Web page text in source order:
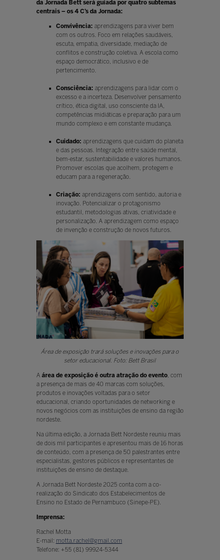
da Jornada Bett será guiada por quatro subtemas
centrais – os 4 C’s da Jornada:
Convivência: aprendizagens para viver bem
com os outros. Foco em relações saudáveis,
escuta, empatia, diversidade, mediação de
conflitos e construção coletiva. A escola como
espaço democrático, inclusivo e de
pertencimento.
Consciência: aprendizagens para lidar com o
excesso e a incerteza. Desenvolver pensamento
crítico, ética digital, uso consciente da IA,
competências midiáticas e preparação para um
mundo complexo e em constante mudança.
Cuidado: aprendizagens que cuidam do planeta
e das pessoas. Integração entre saúde mental,
bem-estar, sustentabilidade e valores humanos.
Promover escolas que acolhem, protegem e
educam para a regeneração.
Criação: aprendizagens com sentido, autoria e
inovação. Potencializar o protagonismo
estudantil, metodologias ativas, criatividade e
personalização. A aprendizagem como espaço
de invenção e construção de novos futuros.
Área de exposição trará soluções e inovações para o
setor educacional. Foto: Bett Brasil
A área de exposição é outra atração do evento, com
a presença de mais de 40 marcas com soluções,
produtos e inovações voltadas para o setor
educacional, criando oportunidades de networking e
novos negócios com as instituições de ensino da região
nordeste.
Na última edição, a Jornada Bett Nordeste reuniu mais
de dois mil participantes e apresentou mais de 16 horas
de conteúdo, com a presença de 50 palestrantes entre
especialistas, gestores públicos e representantes de
instituições de ensino de destaque.
A Jornada Bett Nordeste 2025 conta com a co-
realização do Sindicato dos Estabelecimentos de
Ensino no Estado de Pernambuco (Sinepe-PE).
Imprensa:
Rachel Motta
E-mail: motta.rachel@gmail.com
Telefone: +55 (81) 99924-5344